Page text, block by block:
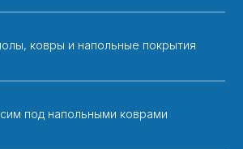
ковры и напольные покрытия
под напольными коврами